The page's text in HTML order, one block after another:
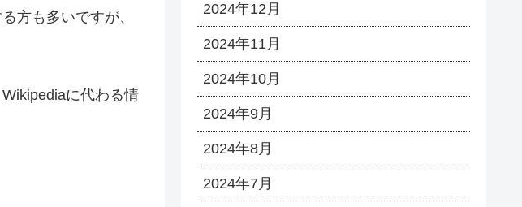
方も多いですが、
に代わる情
2024年12月
2024年11月
2024年10月
2024年9月
2024年8月
2024年7月